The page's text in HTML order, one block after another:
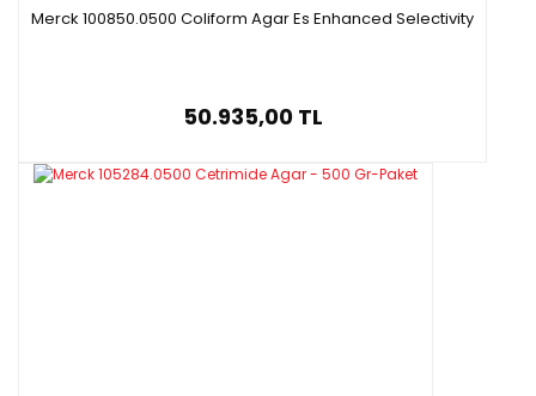
Merck 100850.0500 Coliform Agar Es Enhanced Selectivity
50.935,00 TL